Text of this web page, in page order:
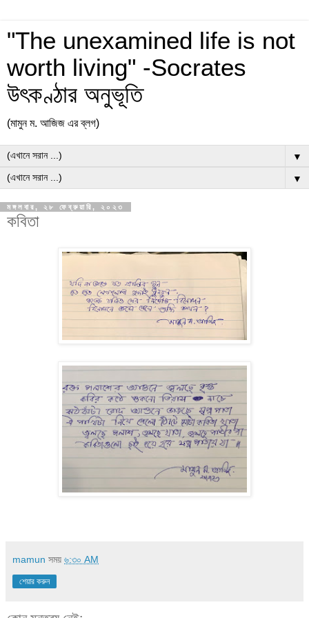
"The unexamined life is not
worth living" -Socrates
উৎকণ্ঠার অনুভূতি
(মামুন ম. আজিজ এর ব্লগ)
▼
▼
মঙ্গলবার, ২৮ ফেব্রুয়ারি, ২০২৩
কবিতা
mamun সময় ৬:৩০ AM
শেয়ার করুন